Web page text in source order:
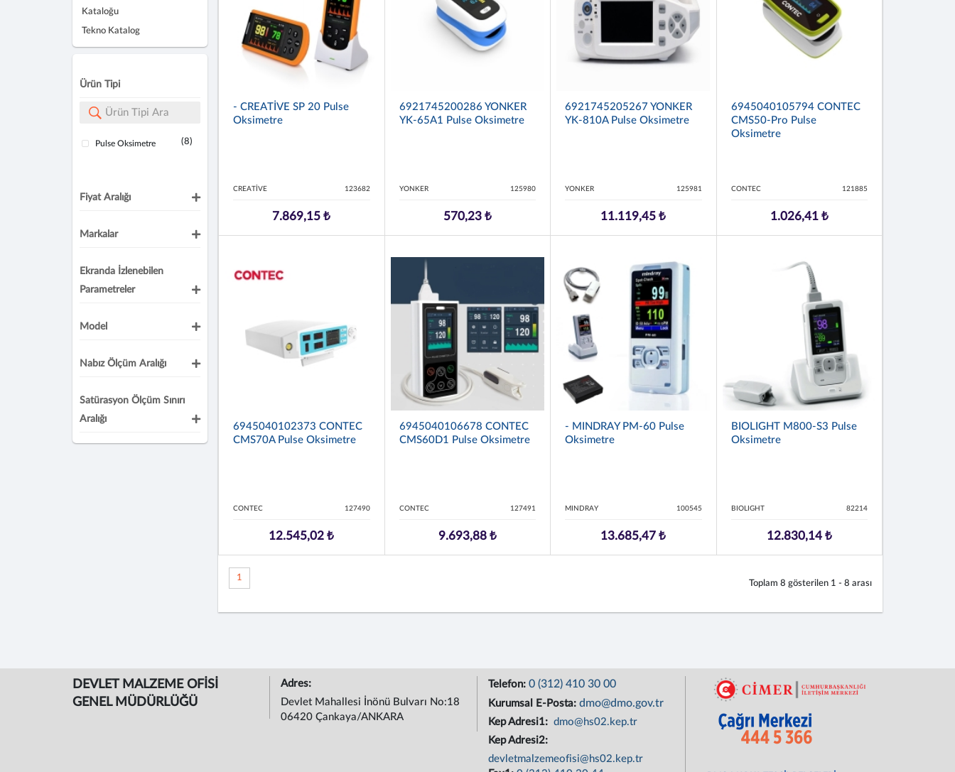
Kataloğu
Tekno Katalog
Ürün Tipi
Pulse Oksimetre (8)
Fiyat Aralığı
Markalar
Ekranda İzlenebilen
Parametreler
Model
Nabız Ölçüm Aralığı
Satürasyon Ölçüm Sınırı
Aralığı
- CREATİVE SP 20 Pulse
Oksimetre
CREATİVE 123682
7.869,15 ₺
6921745200286 YONKER
YK-65A1 Pulse Oksimetre
YONKER 125980
570,23 ₺
6921745205267 YONKER
YK-810A Pulse Oksimetre
YONKER 125981
11.119,45 ₺
6945040105794 CONTEC
CMS50-Pro Pulse
Oksimetre
CONTEC 121885
1.026,41 ₺
6945040102373 CONTEC
CMS70A Pulse Oksimetre
CONTEC 127490
12.545,02 ₺
6945040106678 CONTEC
CMS60D1 Pulse Oksimetre
CONTEC 127491
9.693,88 ₺
- MINDRAY PM-60 Pulse
Oksimetre
MINDRAY 100545
13.685,47 ₺
BIOLIGHT M800-S3 Pulse
Oksimetre
BIOLIGHT 82214
12.830,14 ₺
1
Toplam 8 gösterilen 1 - 8 arası
DEVLET MALZEME OFİSİ
GENEL MÜDÜRLÜĞÜ
Adres:
Devlet Mahallesi İnönü Bulvarı No:18
06420 Çankaya/ANKARA
Telefon: 0 (312) 410 30 00
Kurumsal E-Posta: dmo@dmo.gov.tr
Kep Adresi1: dmo@hs02.kep.tr
Kep Adresi2:
devletmalzemeofisi@hs02.kep.tr